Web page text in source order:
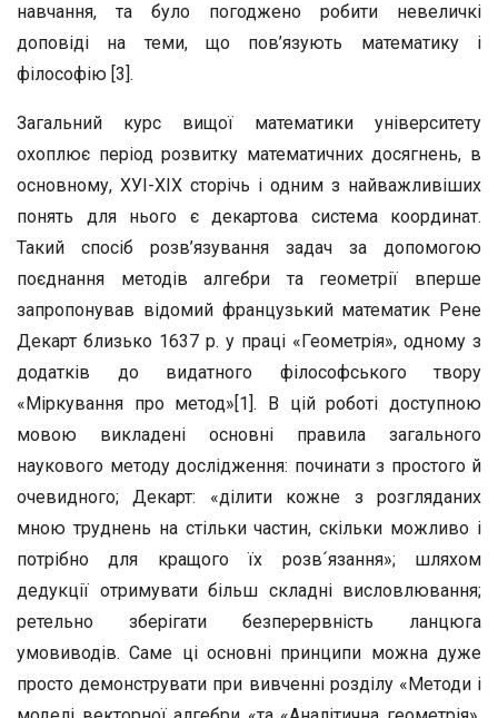
навчання, та було погоджено робити невеличкі
доповіді на теми, що пов’язують математику і
філософію [3].
Загальний курс вищої математики університету
охоплює період розвитку математичних досягнень, в
основному, ХУІ-ХІХ сторічь і одним з найважливіших
понять для нього є декартова система координат.
Такий спосіб розв’язування задач за допомогою
поєднання методів алгебри та геометрії вперше
запропонував відомий французький математик Рене
Декарт близько 1637 р. у праці «Геометрія», одному з
додатків до видатного філософського твору
«Міркування про метод»[1]. В цій роботі доступною
мовою викладені основні правила загального
наукового методу дослідження: починати з простого й
очевидного; Декарт: «ділити кожне з розгляданих
мною труднень на стільки частин, скільки можливо і
потрібно для кращого їх розв´язання»; шляхом
дедукції отримувати більш складні висловлювання;
ретельно зберігати безперервність ланцюга
умовиводів. Саме ці основні принципи можна дуже
просто демонструвати при вивченні розділу «Методи і